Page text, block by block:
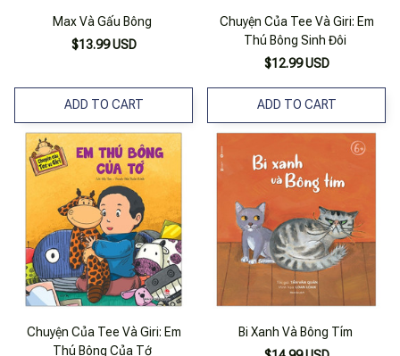
Max Và Gấu Bông
$13.99 USD
ADD TO CART
Chuyện Của Tee Và Giri: Em
Thú Bông Sinh Đôi
$12.99 USD
ADD TO CART
Chuyện Của Tee Và Giri: Em
Thú Bông Của Tớ
Bi Xanh Và Bông Tím